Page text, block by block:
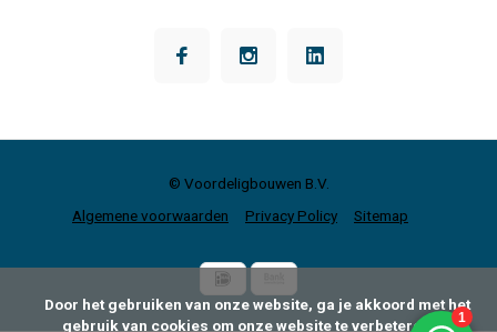
Algemene voorwaarden Privacy Policy Sitemap
© Voordeligbouwen B.V.
gebruik van cookies om onze website te verbeteren.